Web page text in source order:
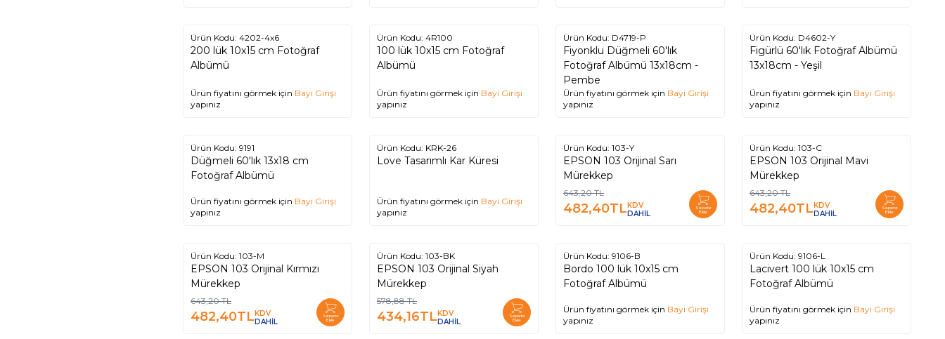
Ürün Kodu: 4202-4x6
200 lük 10x15 cm Fotoğraf
Albümü
Ürün fiyatını görmek için Bayi Girişi
yapınız
Ürün Kodu: 4R100
100 lük 10x15 cm Fotoğraf
Albümü
Ürün fiyatını görmek için Bayi Girişi
yapınız
Ürün Kodu: D4719-P
Fiyonklu Düğmeli 60'lık
Fotoğraf Albümü 13x18cm -
Pembe
Ürün fiyatını görmek için Bayi Girişi
yapınız
Ürün Kodu: D4602-Y
Figürlü 60'lık Fotoğraf Albümü
13x18cm - Yeşil
Ürün fiyatını görmek için Bayi Girişi
yapınız
Ürün Kodu: 9191
Düğmeli 60'lık 13x18 cm
Fotoğraf Albümü
Ürün fiyatını görmek için Bayi Girişi
yapınız
Ürün Kodu: KRK-26
Love Tasarımlı Kar Küresi
Ürün fiyatını görmek için Bayi Girişi
yapınız
%
25
Ürün Kodu: 103-Y
EPSON 103 Orijinal Sarı
Mürekkep
643,20TL
482,40TLKDV
DAHİL
Sepete
Ekle
%
25
Ürün Kodu: 103-C
EPSON 103 Orijinal Mavi
Mürekkep
643,20TL
482,40TLKDV
DAHİL
Sepete
Ekle
%
25
Ürün Kodu: 103-M
EPSON 103 Orijinal Kırmızı
Mürekkep
643,20TL
482,40TLKDV
DAHİL
Sepete
Ekle
%
25
Ürün Kodu: 103-BK
EPSON 103 Orijinal Siyah
Mürekkep
578,88TL
434,16TLKDV
DAHİL
Sepete
Ekle
Ürün Kodu: 9106-B
Bordo 100 lük 10x15 cm
Fotoğraf Albümü
Ürün fiyatını görmek için Bayi Girişi
yapınız
Ürün Kodu: 9106-L
Lacivert 100 lük 10x15 cm
Fotoğraf Albümü
Ürün fiyatını görmek için Bayi Girişi
yapınız